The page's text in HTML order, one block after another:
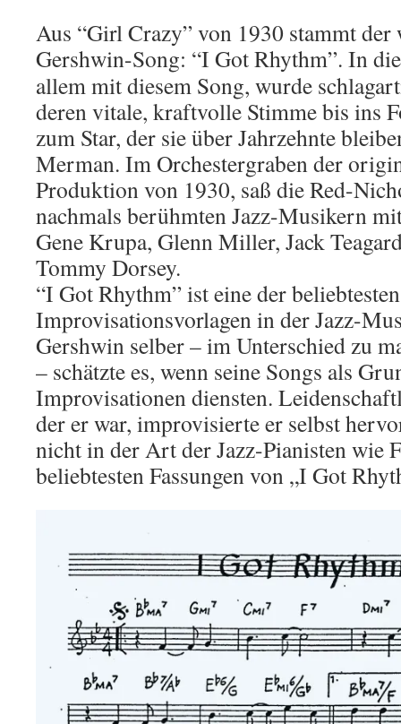
Aus “Girl Crazy” von 1930 stammt der
Gershwin-Song: “I Got Rhythm”. In
allem mit diesem Song, wurde
deren vitale, kraftvolle Stimme bis ins
zum Star, der sie über Jahrzehnte
Merman. Im Orchestergraben der
Produktion von 1930, saß die Red-
nachmals berühmten Jazz-Musikern
Gene Krupa, Glenn Miller, Jack
Tommy Dorsey.
“I Got Rhythm” ist eine der beliebtesten
Improvisationsvorlagen in der Jazz-
Gershwin selber – im Unterschied zu
– schätzte es, wenn seine Songs als
Improvisationen diensten.
der er war, improvisierte er selbst
nicht in der Art der Jazz-Pianisten wie
beliebtesten Fassungen von „I Got